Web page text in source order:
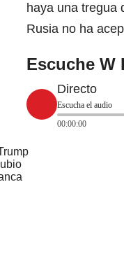
haya una tregua
Rusia no ha
Escuche W
Directo
Escucha el audio
00:00:00